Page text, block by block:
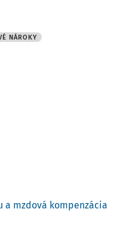
NÁROKY
a mzdová kompenzácia